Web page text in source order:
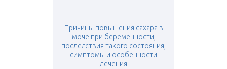
Причины повышения сахара в
моче при беременности,
последствия такого состояния,
симптомы и особенности
лечения